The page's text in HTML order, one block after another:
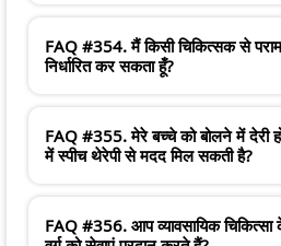
FAQ #354. मैं किसी चिकित्सक से
निर्धारित कर सकता हूँ?
FAQ #355. मेरे बच्चे को बोलने में देरी
में स्पीच थेरेपी से मदद मिल सकती है?
FAQ #356. आप व्यावसायिक